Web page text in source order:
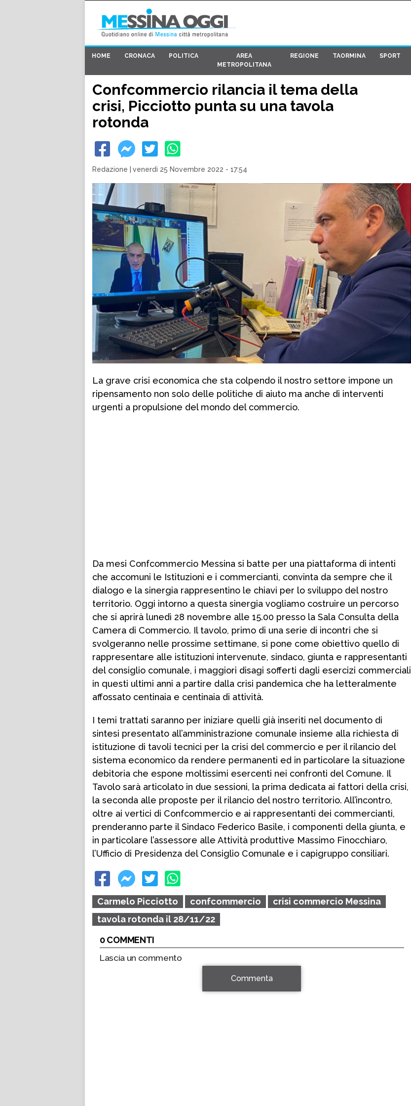
HOME CRONACA POLITICA
AREA
METROPOLITANA
REGIONE TAORMINA SPORT
Confcommercio rilancia il tema della
crisi, Picciotto punta su una tavola
rotonda
Redazione venerdì 25 Novembre 2022 - 17:54
La grave crisi economica che sta colpendo il nostro settore impone un
ripensamento non solo delle politiche di aiuto ma anche di interventi
urgenti a propulsione del mondo del commercio.
Da mesi Confcommercio Messina si batte per una piattaforma di intenti
che accomuni le Istituzioni e i commercianti, convinta da sempre che il
dialogo e la sinergia rappresentino le chiavi per lo sviluppo del nostro
territorio. Oggi intorno a questa sinergia vogliamo costruire un percorso
che si aprirà lunedì 28 novembre alle 15.00 presso la Sala Consulta della
Camera di Commercio. Il tavolo, primo di una serie di incontri che si
svolgeranno nelle prossime settimane, si pone come obiettivo quello di
rappresentare alle istituzioni intervenute, sindaco, giunta e rappresentanti
del consiglio comunale, i maggiori disagi sofferti dagli esercizi commerciali
in questi ultimi anni a partire dalla crisi pandemica che ha letteralmente
affossato centinaia e centinaia di attività.
I temi trattati saranno per iniziare quelli già inseriti nel documento di
sintesi presentato all’amministrazione comunale insieme alla richiesta di
istituzione di tavoli tecnici per la crisi del commercio e per il rilancio del
sistema economico da rendere permanenti ed in particolare la situazione
debitoria che espone moltissimi esercenti nei confronti del Comune. Il
Tavolo sarà articolato in due sessioni, la prima dedicata ai fattori della crisi,
la seconda alle proposte per il rilancio del nostro territorio. All’incontro,
oltre ai vertici di Confcommercio e ai rappresentanti dei commercianti,
prenderanno parte il Sindaco Federico Basile, i componenti della giunta, e
in particolare l’assessore alle Attività produttive Massimo Finocchiaro,
l’Ufficio di Presidenza del Consiglio Comunale e i capigruppo consiliari.
Carmelo Picciotto confcommercio
crisi commercio Messina
tavola rotonda il 28/11/22
0 COMMENTI
Lascia un commento
Commenta